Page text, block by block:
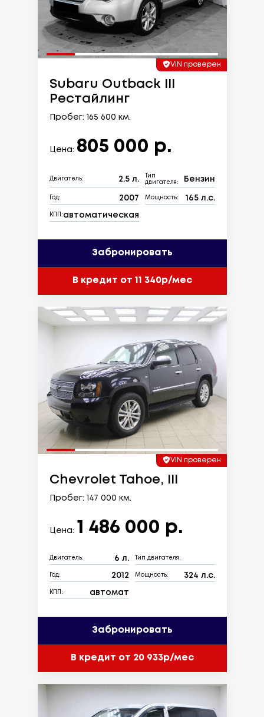
VIN проверен
Subaru Outback III
Рестайлинг
Пробег: 165 600 км.
Цена: 805 000 р.
Двигатель: 2.5 л.
Тип
двигателя:
Бензин
Год: 2007 Мощность: 165 л.с.
КПП: автоматическая
Забронировать
В кредит от 11 340р/мес
VIN проверен
Chevrolet Tahoe, III
Пробег: 147 000 км.
Цена: 1 486 000 р.
Двигатель: 6 л. Тип двигателя:
Год: 2012 Мощность: 324 л.с.
КПП: автомат
Забронировать
В кредит от 20 933р/мес